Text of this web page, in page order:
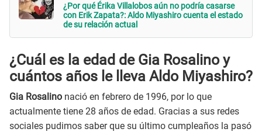
¿Por qué Érika Villalobos aún no podría casarse
con Erik Zapata?: Aldo Miyashiro cuenta el estado
de su relación actual
¿Cuál es la edad de Gia Rosalino y
cuántos años le lleva Aldo Miyashiro?
Gia Rosalino nació en febrero de 1996, por lo que
actualmente tiene 28 años de edad. Gracias a sus redes
sociales pudimos saber que su último cumpleaños la pasó